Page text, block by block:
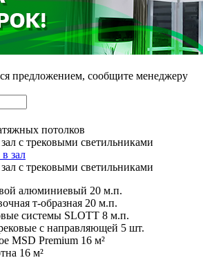
предложением, сообщите менеджеру
потолков
с трековыми светильниками
с трековыми светильниками
алюминиевый 20 м.п.
т-образная 20 м.п.
системы SLOTT 8 м.п.
с направляющей 5 шт.
MSD Premium 16 м²
16 м²